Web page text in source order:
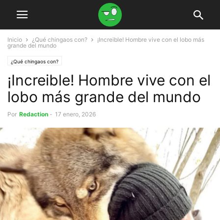
Inicio ¿Qué chingaos con?
¡Increible! Hombre vive con el lobo más
grande del mundo
¿Qué chingaos con?
¡Increible! Hombre vive con el
lobo más grande del mundo
Por Redaction - 17 enero, 2026